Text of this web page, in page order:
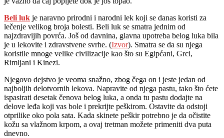
Beli luk je naravno prirodni i narodni lek koji se danas koristi za
lečenje velikog broja bolesti. Beli luk se smatra jednim od
najzdravijih povrća. Još od davnina, glavna upotreba belog luka bila
je u lekovite i zdravstvene svrhe. (Izvor). Smatra se da su njega
koristile mnoge velike civilizacije kao što su Egipćani, Grci,
Rimljani i Kinezi.
Njegovo dejstvo je veoma snažno, zbog čega on i jeste jedan od
najboljih delotvornih lekova. Napravite od njega pastu, tako što ćete
ispasirati desetak čenova belog luka, a onda tu pastu dodajte na
delove leđa koji vas bole i prekrijte peškirom. Ostavite da odstoji
otprilike oko pola sata. Kada skinete peškir potrebno je da očistite
kožu sa vlažnom krpom, a ovaj tretman možete primeniti dva puta
dnevno.